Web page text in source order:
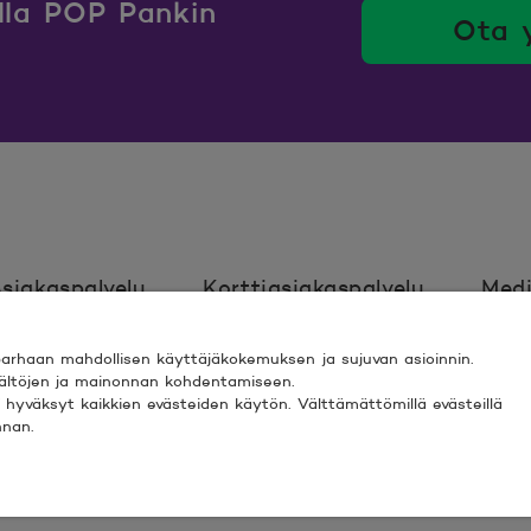
POP Pankin
Ota
Korttiasiakaspalvelu
Ehdot Turvallinen asiointi
mahdollisen käyttäjäkokemuksen ja sujuvan asioinnin.
ja mainonnan kohdentamiseen.
kaikkien evästeiden käytön. Välttämättömillä evästeillä